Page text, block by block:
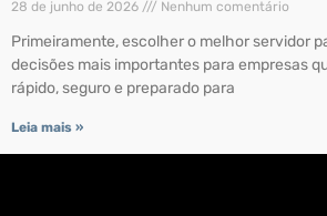
28 de junho de 2026 Nenhum comentário
Primeiramente, escolher o melhor servidor
decisões mais importantes para empresas
rápido, seguro e preparado para
Leia mais »